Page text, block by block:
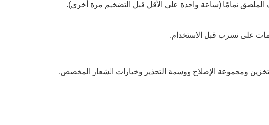
تمامًا (ساعة واحدة على الأقل قبل التضخيم مرة أخرى).
على تسرب قبل الاستخدام.
ومجموعة الإصلاح ووسمة التحذير وخيارات الشعار المخصص.